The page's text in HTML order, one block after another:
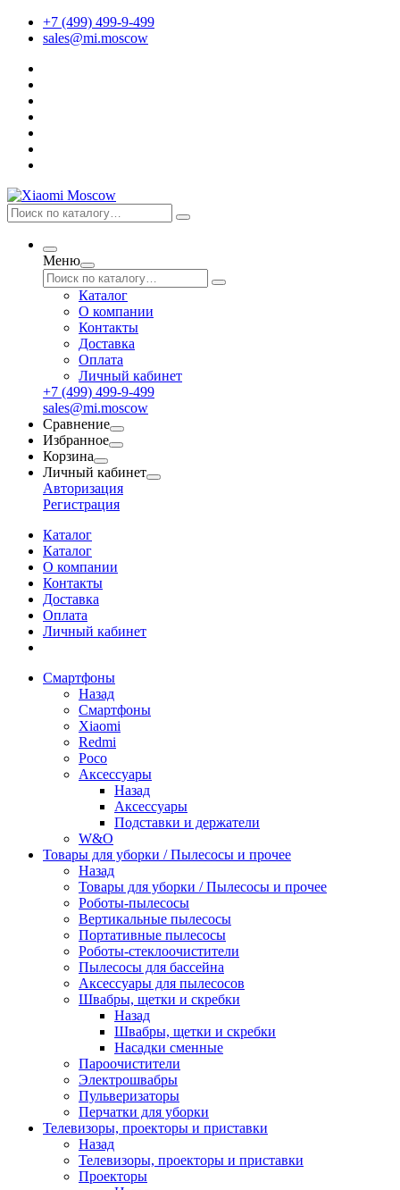
+7 (499) 499-9-499
sales@mi.moscow
Меню
Каталог
О компании
Контакты
Доставка
Оплата
Личный кабинет
+7 (499) 499-9-499
sales@mi.moscow
Сравнение
Избранное
Корзина
Личный кабинет
Авторизация
Регистрация
Каталог
Каталог
О компании
Контакты
Доставка
Оплата
Личный кабинет
Смартфоны
Назад
Смартфоны
Xiaomi
Redmi
Poco
Аксессуары
Назад
Аксессуары
Подставки и держатели
W&O
Товары для уборки / Пылесосы и прочее
Назад
Товары для уборки / Пылесосы и прочее
Роботы-пылесосы
Вертикальные пылесосы
Портативные пылесосы
Роботы-стеклоочистители
Пылесосы для бассейна
Аксессуары для пылесосов
Швабры, щетки и скребки
Назад
Швабры, щетки и скребки
Насадки сменные
Пароочистители
Электрошвабры
Пульверизаторы
Перчатки для уборки
Телевизоры, проекторы и приставки
Назад
Телевизоры, проекторы и приставки
Проекторы